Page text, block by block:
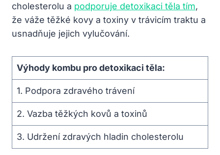
cholesterolu a podporuje detoxikaci těla tím,
že váže těžké kovy a toxiny v trávicím traktu a
usnadňuje jejich vylučování.
Výhody kombu pro detoxikaci těla:
1. Podpora zdravého trávení
2. Vazba těžkých kovů a toxinů
3. Udržení zdravých hladin cholesterolu